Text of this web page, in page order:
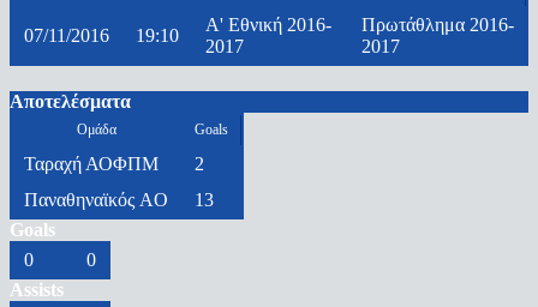
07/11/2016 19:10
Α' Εθνική 2016-
2017
Πρωτάθλημα 2016-
2017
Αποτελέσματα
Ομάδα Goals
Ταραχή ΑΟΦΠΜ
2
Παναθηναϊκός AO
13
Goals
0
0
Assists